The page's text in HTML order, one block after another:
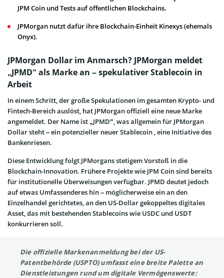
JPM Coin und Tests auf öffentlichen Blockchains.
JPMorgan nutzt dafür ihre Blockchain-Einheit Kinexys (ehemals
Onyx).
JPMorgan Dollar im Anmarsch? JPMorgan meldet
„JPMD“ als Marke an – spekulativer Stablecoin in
Arbeit
In einem Schritt, der große Spekulationen im gesamten Krypto- und
Fintech-Bereich auslöst, hat JPMorgan offiziell eine neue Marke
angemeldet. Der Name ist „JPMD“, was allgemein für JPMorgan
Dollar steht – ein potenzieller neuer Stablecoin , eine Initiative des
Bankenriesen.
Diese Entwicklung folgt JPMorgans stetigem Vorstoß in die
Blockchain-Innovation. Frühere Projekte wie JPM Coin sind bereits
für institutionelle Überweisungen verfügbar. JPMD deutet jedoch
auf etwas Umfassenderes hin – möglicherweise ein an den
Einzelhandel gerichtetes, an den US-Dollar gekoppeltes digitales
Asset, das mit bestehenden Stablecoins wie USDC und USDT
konkurrieren soll.
Die offizielle Markenanmeldung bei der US-
Patentbehörde (USPTO) umfasst eine breite Palette an
Dienstleistungen rund um digitale Vermögenswerte: